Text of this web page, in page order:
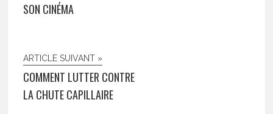
SON CINÉMA
ARTICLE SUIVANT »
COMMENT LUTTER CONTRE
LA CHUTE CAPILLAIRE